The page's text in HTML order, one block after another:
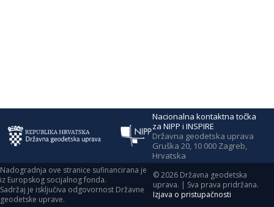
Nacionalna kontaktna točka
za NIPP i INSPIRE
Državna geodetska uprava
Gruška 20, 10 000 Zagreb,
Hrvatska
Nadogradnja ove stranice sufinancirana je
iz Europskog socijalnog fonda.
Sadržaj je isključiva odgovornost Državne
geodetske uprave.
©2026 Državna geodetska
uprava. | Sva prava pridržana.
Izjava o pristupačnosti